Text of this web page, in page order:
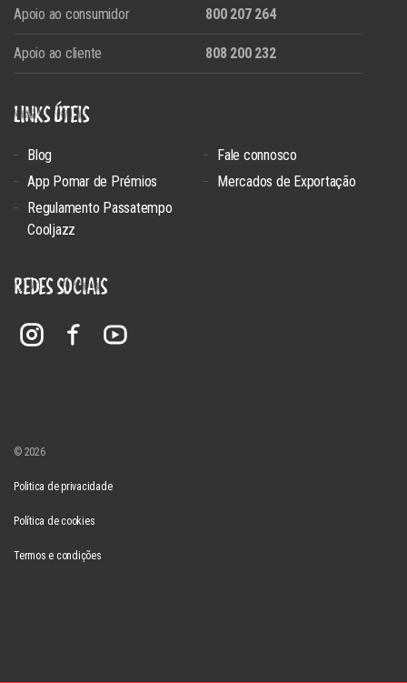
Apoio ao consumidor 800 207 264
Apoio ao cliente 808 200 232
LINKS ÚTEIS
Blog
Fale connosco
App Pomar de Prémios
Mercados de Exportação
Regulamento Passatempo
Cooljazz
REDES SOCIAIS
© 2026
Politica de privacidade
Política de cookies
Termos e condições